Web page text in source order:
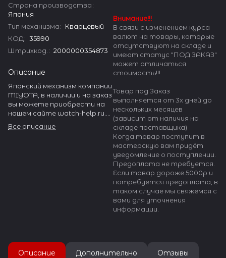
Страна производства:
Япония
Тип механизма: Кварцевый
КОД: 35990
Штрихкод. : 2000000354873
Описание
Японский механизм компании
MIYOTA, в наличии и на заказ
вы можете приобрести на
нашем сайте watch-help.ru.
огромное количество
Все описание
Внимание!!!
В связи с изменением курса
валют на товары, которые
отсутствуют на складе и
имеют статус "ПОД ЗАКАЗ"
может отличаться
стоимость!!!
Товар под Заказ
выполняется от 3х дней до
нескольких месяцев
(зависит от наличия на
складе поставщика)
Когда товар поступит в
мастерскую вам придёт
уведомление о поступлении.
Предоплата не требуется.
Если товар дороже 5000р и
потребуется предоплата, в
таком случае мы свяжемся с
вами для уточнения
информации.
Описание Дополнительно Отзывы